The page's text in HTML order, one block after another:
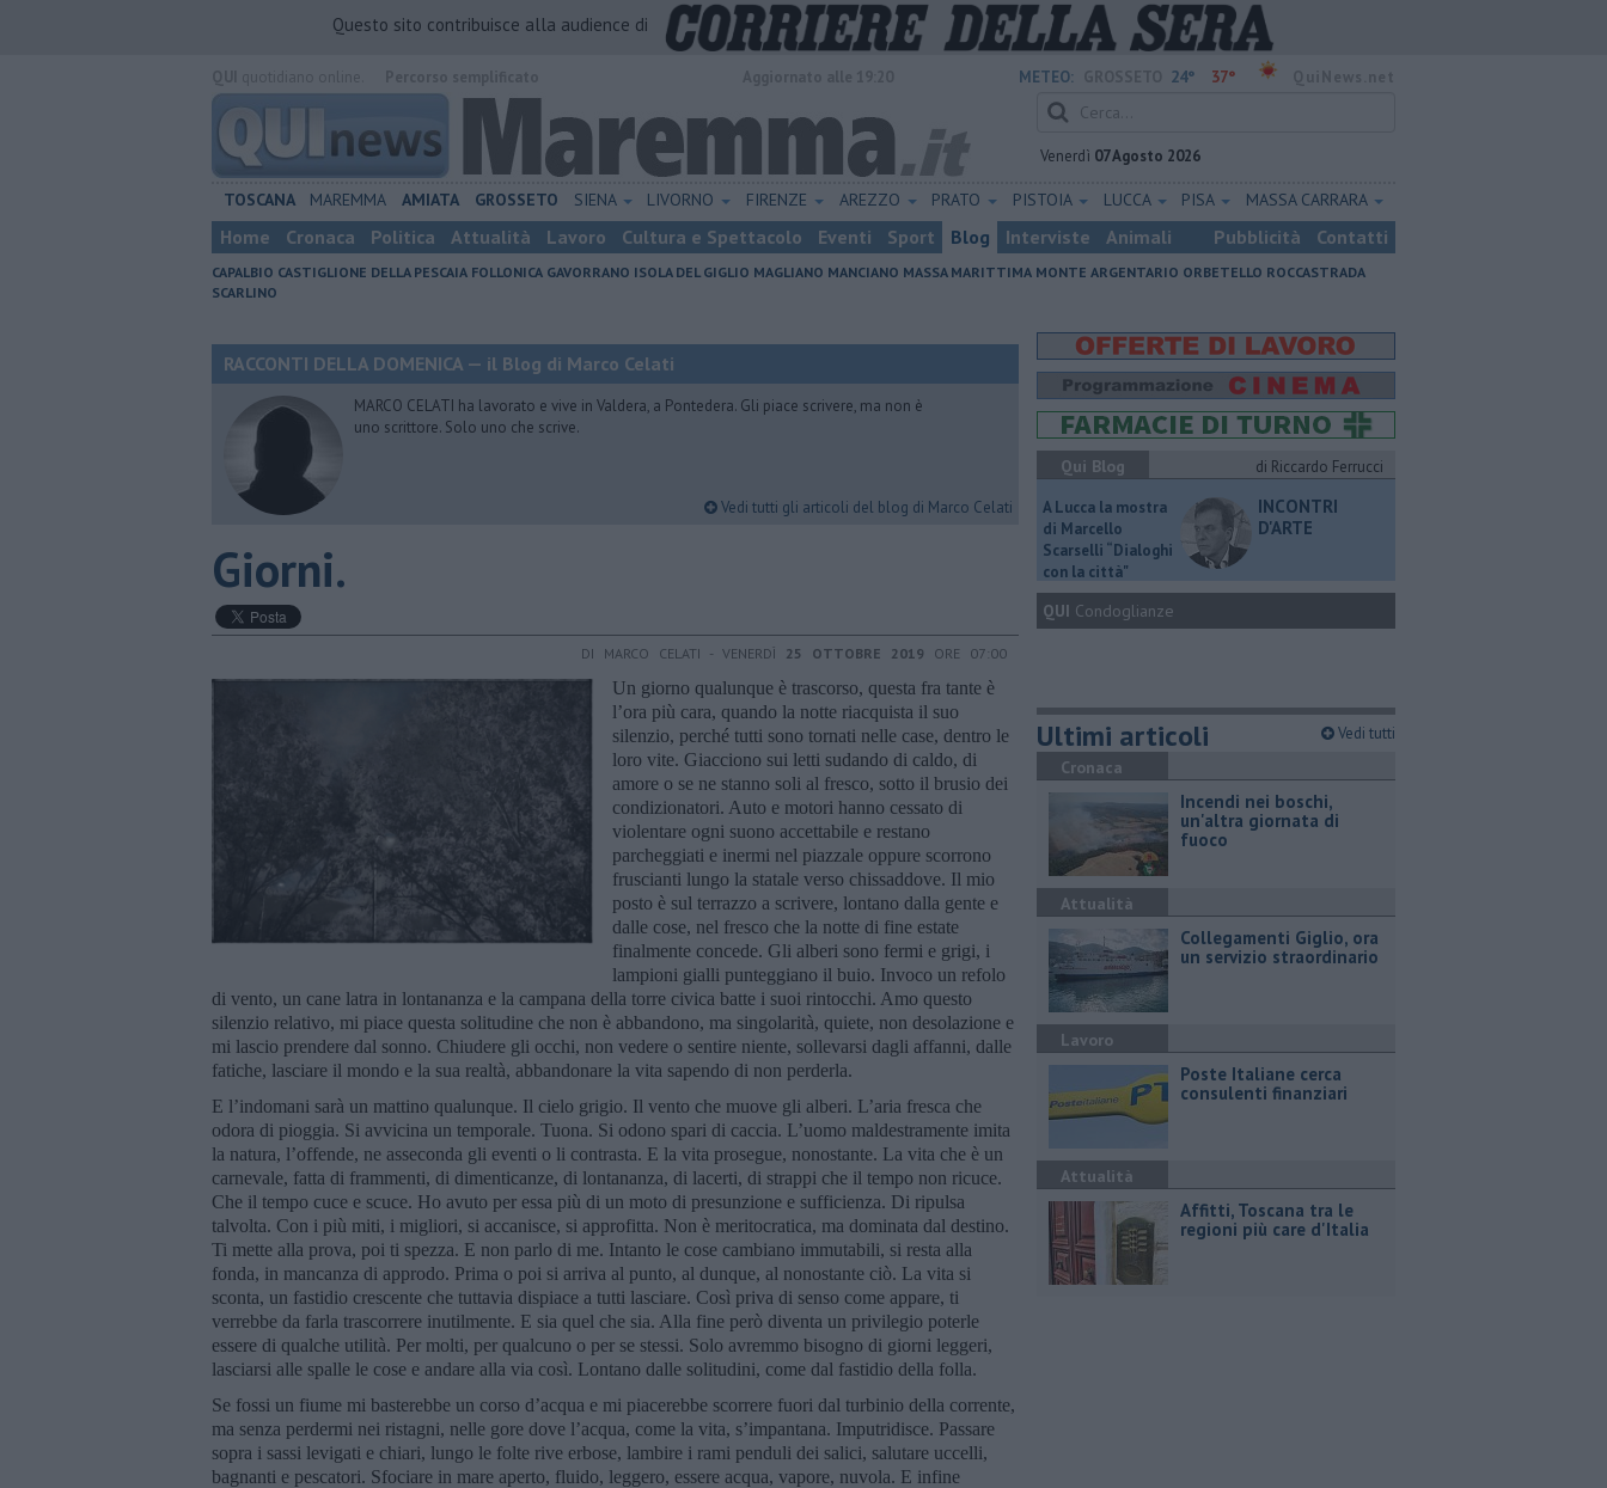
Questo sito contribuisce alla audience di
METEO: 24° 37°
Venerdì 07 Agosto 2026
TOSCANA MAREMMA AMIATA GROSSETO SIENA LIVORNO FIRENZE AREZZO PRATO PISTOIA LUCCA PISA MASSA CARRARA
Home Cronaca Politica Attualità Lavoro Cultura e Spettacolo Eventi Sport Blog Interviste Animali Pubblicità Contatti
CAPALBIO CASTIGLIONE DELLA PESCAIA FOLLONICA GAVORRANO ISOLA DEL GIGLIO MAGLIANO MANCIANO MASSA MARITTIMA MONTE ARGENTARIO ORBETELLO ROCCASTRADA
SCARLINO
RACCONTI DELLA DOMENICA — il Blog di Marco Celati
MARCO CELATI ha lavorato e vive in Valdera, a Pontedera. Gli piace scrivere, ma non è
uno scrittore. Solo uno che scrive.
Vedi tutti gli articoli del blog di Marco Celati
Giorni.
DI MARCO CELATI - VENERDÌ 25 OTTOBRE 2019 ORE 07:00
Un giorno qualunque è trascorso, questa fra tante è
l’ora più cara, quando la notte riacquista il suo
silenzio, perché tutti sono tornati nelle case, dentro le
loro vite. Giacciono sui letti sudando di caldo, di
amore o se ne stanno soli al fresco, sotto il brusio dei
condizionatori. Auto e motori hanno cessato di
violentare ogni suono accettabile e restano
parcheggiati e inermi nel piazzale oppure scorrono
fruscianti lungo la statale verso chissaddove. Il mio
posto è sul terrazzo a scrivere, lontano dalla gente e
dalle cose, nel fresco che la notte di fine estate
finalmente concede. Gli alberi sono fermi e grigi, i
lampioni gialli punteggiano il buio. Invoco un refolo
di vento, un cane latra in lontananza e la campana della torre civica batte i suoi rintocchi. Amo questo
silenzio relativo, mi piace questa solitudine che non è abbandono, ma singolarità, quiete, non desolazione e
mi lascio prendere dal sonno. Chiudere gli occhi, non vedere o sentire niente, sollevarsi dagli affanni, dalle
fatiche, lasciare il mondo e la sua realtà, abbandonare la vita sapendo di non perderla.
E l’indomani sarà un mattino qualunque. Il cielo grigio. Il vento che muove gli alberi. L’aria fresca che
odora di pioggia. Si avvicina un temporale. Tuona. Si odono spari di caccia. L’uomo maldestramente imita
la natura, l’offende, ne asseconda gli eventi o li contrasta. E la vita prosegue, nonostante. La vita che è un
carnevale, fatta di frammenti, di dimenticanze, di lontananza, di lacerti, di strappi che il tempo non ricuce.
Che il tempo cuce e scuce. Ho avuto per essa più di un moto di presunzione e sufficienza. Di ripulsa
talvolta. Con i più miti, i migliori, si accanisce, si approfitta. Non è meritocratica, ma dominata dal destino.
Ti mette alla prova, poi ti spezza. E non parlo di me. Intanto le cose cambiano immutabili, si resta alla
fonda, in mancanza di approdo. Prima o poi si arriva al punto, al dunque, al nonostante ciò. La vita si
sconta, un fastidio crescente che tuttavia dispiace a tutti lasciare. Così priva di senso come appare, ti
verrebbe da farla trascorrere inutilmente. E sia quel che sia. Alla fine però diventa un privilegio poterle
essere di qualche utilità. Per molti, per qualcuno o per se stessi. Solo avremmo bisogno di giorni leggeri,
lasciarsi alle spalle le cose e andare alla via così. Lontano dalle solitudini, come dal fastidio della folla.
Se fossi un fiume mi basterebbe un corso d’acqua e mi piacerebbe scorrere fuori dal turbinio della corrente,
ma senza perdermi nei ristagni, nelle gore dove l’acqua, come la vita, s’impantana. Imputridisce. Passare
sopra i sassi levigati e chiari, lungo le folte rive erbose, lambire i rami penduli dei salici, salutare uccelli,
bagnanti e pescatori. Sfociare in mare aperto, fluido, leggero, essere acqua, vapore, nuvola. E infine
Qui Blog
di Riccardo Ferrucci
A Lucca la mostra
di Marcello
Scarselli “Dialoghi
con la città"
INCONTRI
D'ARTE
QUI Condoglianze
Ultimi articoli Vedi tutti
Cronaca
Incendi nei boschi,
un'altra giornata di
fuoco
Attualità
Collegamenti Giglio, ora
un servizio straordinario
Lavoro
Poste Italiane cerca
consulenti finanziari
Attualità
Affitti, Toscana tra le
regioni più care d'Italia